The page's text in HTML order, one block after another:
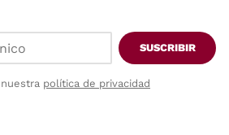
SUSCRIBIR
política de privacidad